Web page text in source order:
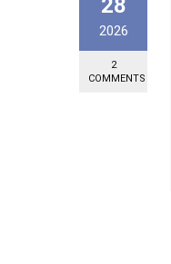
28
2026
2
COMMENTS